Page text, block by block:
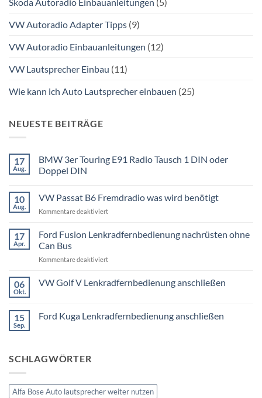
VW Autoradio Adapter Tipps (9)
VW Autoradio Einbauanleitungen (12)
VW Lautsprecher Einbau (11)
Wie kann ich Auto Lautsprecher einbauen (25)
NEUESTE BEITRÄGE
17
Aug.
BMW 3er Touring E91 Radio Tausch 1 DIN oder
Doppel DIN
zu
3er
Radio
Tausch
1
DIN
DIN
10
Aug.
VW Passat B6 Fremdradio was wird benötigt
Kommentare deaktiviertfür
Passat
was
benötigt
17
Apr.
Ford Fusion Lenkradfernbedienung nachrüsten ohne
Can Bus
Kommentare deaktiviertfür
Fusion
Lenkradfernbedienung
Can
06
Okt.
VW Golf V Lenkradfernbedienung anschließen
VW
15
Sep.
Ford Kuga Lenkradfernbedienung anschließen
Kuga
SCHLAGWÖRTER
Alfa Bose Auto lautsprecher weiter nutzen